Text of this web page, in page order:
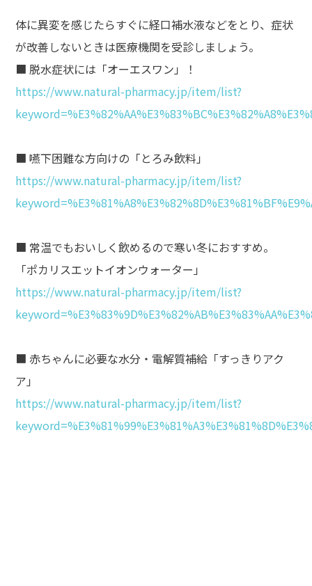
体に異変を感じたらすぐに経口補水液などをとり、症状
が改善しないときは医療機関を受診しましょう。
■ 脱水症状には「オーエスワン」！
https://www.natural-pharmacy.jp/item/list?
■ 嚥下困難な方向けの「とろみ飲料」
https://www.natural-pharmacy.jp/item/list?
■ 常温でもおいしく飲めるので寒い冬におすすめ。
「ポカリスエットイオンウォーター」
https://www.natural-pharmacy.jp/item/list?
■ 赤ちゃんに必要な水分・電解質補給「すっきりアク
ア」
https://www.natural-pharmacy.jp/item/list?